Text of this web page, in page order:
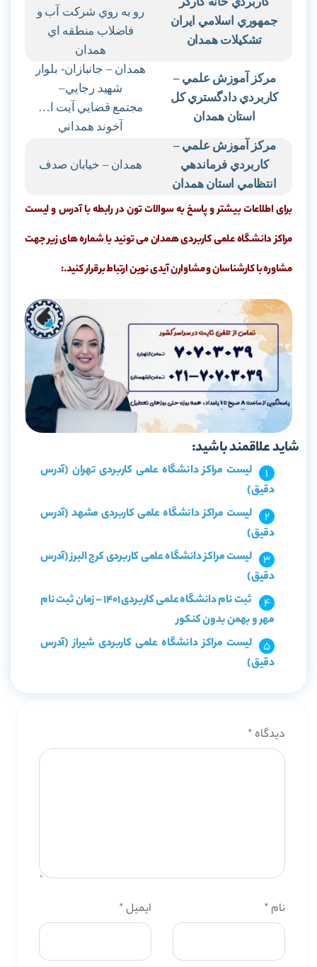
جمهوري اسلامي ايران
تشكيلات همدان
رو به روي شركت آب و
فاضلاب منطقه اي
همدان
مركز آموزش علمي–
كاربردي دادگستري كل
استان همدان
همدان – جانبازان- بلوار
شهيد رجايي–
مجتمع قضايي آيت ا…
آخوند همداني
مركز آموزش علمي–
كاربردي فرماندهي
انتظامي استان همدان
همدان – خيابان صدف
برای اطلاعات بیشتر و پاسخ به سوالات تون در رابطه با آدرس و لیست
مراکز دانشگاه علمی کاربردی همدان می تونید با شماره های زیر جهت
مشاوره با کارشناسان و مشاوارن آیدی نوین ارتباط برقرار کنید.:
شاید علاقمند باشید:
لیست مراکز دانشگاه علمی کاربردی تهران (آدرس
دقیق)
لیست مراکز دانشگاه علمی کاربردی مشهد (آدرس
دقیق)
لیست مراکز دانشگاه علمی کاربردی کرج البرز (آدرس
دقیق)
ثبت نام دانشگاه علمی کاربردی 1401 – زمان ثبت نام
مهر و بهمن بدون کنکور
لیست مراکز دانشگاه علمی کاربردی شیراز (آدرس
دقیق)
دیدگاه *
نام * ایمیل*